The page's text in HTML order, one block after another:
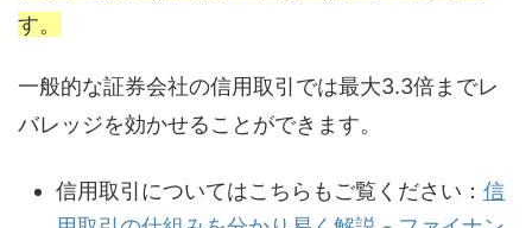
す。
一般的な証券会社の信用取引では最大3.3倍までレ
バレッジを効かせることができます。
信用取引についてはこちらもご覧ください： 信